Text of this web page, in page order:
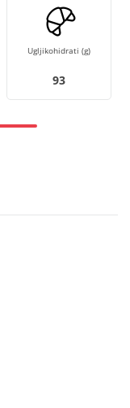
Ugljikohidrati (g)
93